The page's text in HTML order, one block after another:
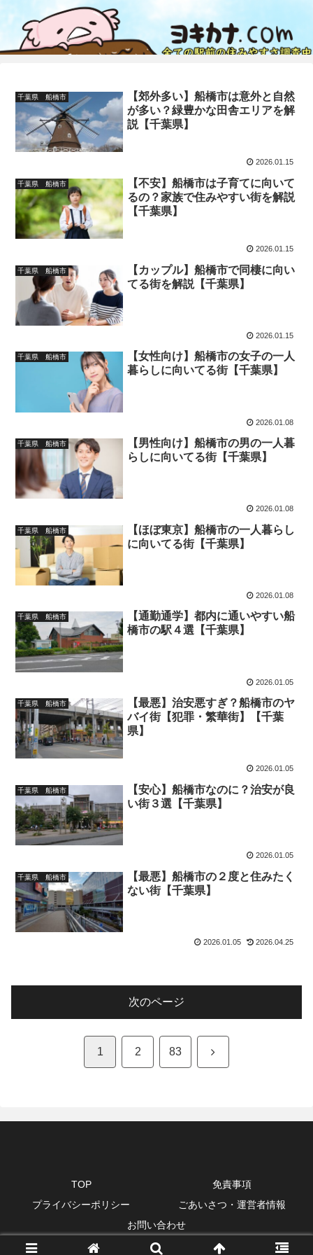
千葉県 船橋市
【郊外多い】船橋市は意外と自然
が多い？緑豊かな田舎エリアを解
説【千葉県】
2026.01.15
千葉県 船橋市
【不安】船橋市は子育てに向いて
るの？家族で住みやすい街を解説
【千葉県】
2026.01.15
千葉県 船橋市
【カップル】船橋市で同棲に向い
てる街を解説【千葉県】
2026.01.15
千葉県 船橋市
【女性向け】船橋市の女子の一人
暮らしに向いてる街【千葉県】
2026.01.08
千葉県 船橋市
【男性向け】船橋市の男の一人暮
らしに向いてる街【千葉県】
2026.01.08
千葉県 船橋市
【ほぼ東京】船橋市の一人暮らし
に向いてる街【千葉県】
2026.01.08
千葉県 船橋市
【通勤通学】都内に通いやすい船
橋市の駅４選【千葉県】
2026.01.05
千葉県 船橋市
【最悪】治安悪すぎ？船橋市のヤ
バイ街【犯罪・繁華街】【千葉
県】
2026.01.05
千葉県 船橋市
【安心】船橋市なのに？治安が良
い街３選【千葉県】
2026.01.05
千葉県 船橋市
【最悪】船橋市の２度と住みたく
ない街【千葉県】
2026.01.05 2026.04.25
次のページ
1 2 83 次
TOP
免責事項
プライバシーポリシー
ごあいさつ・運営者情報
お問い合わせ
© 2020 ヨキカナ.